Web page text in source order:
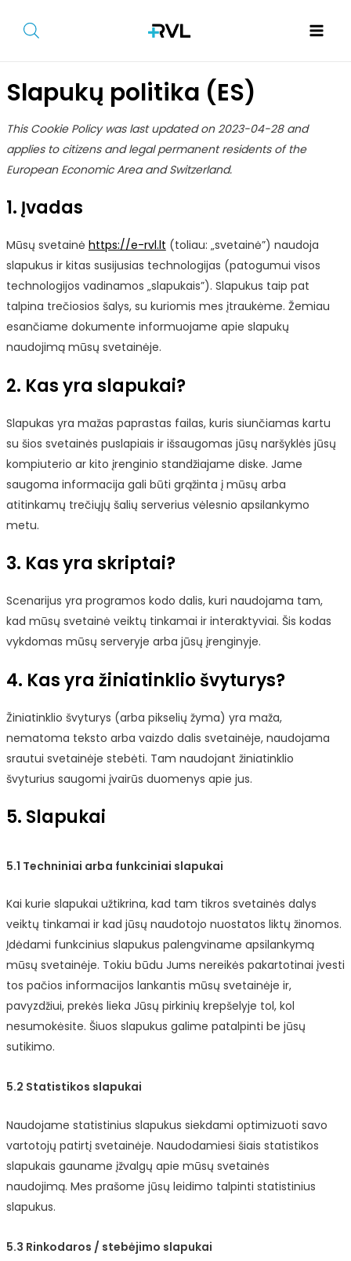
Main
Slapukų politika (ES)
This Cookie Policy was last updated on 2023-04-28 and
applies to citizens and legal permanent residents of the
European Economic Area and Switzerland.
1. Įvadas
Mūsų svetainė https://e-rvl.lt (toliau: „svetainė”) naudoja
slapukus ir kitas susijusias technologijas (patogumui visos
technologijos vadinamos „slapukais”). Slapukus taip pat
talpina trečiosios šalys, su kuriomis mes įtraukėme. Žemiau
esančiame dokumente informuojame apie slapukų
naudojimą mūsų svetainėje.
2. Kas yra slapukai?
Slapukas yra mažas paprastas failas, kuris siunčiamas kartu
su šios svetainės puslapiais ir išsaugomas jūsų naršyklės jūsų
kompiuterio ar kito įrenginio standžiajame diske. Jame
saugoma informacija gali būti grąžinta į mūsų arba
atitinkamų trečiųjų šalių serverius vėlesnio apsilankymo
metu.
3. Kas yra skriptai?
Scenarijus yra programos kodo dalis, kuri naudojama tam,
kad mūsų svetainė veiktų tinkamai ir interaktyviai. Šis kodas
vykdomas mūsų serveryje arba jūsų įrenginyje.
4. Kas yra žiniatinklio švyturys?
Žiniatinklio švyturys (arba pikselių žyma) yra maža,
nematoma teksto arba vaizdo dalis svetainėje, naudojama
srautui svetainėje stebėti. Tam naudojant žiniatinklio
švyturius saugomi įvairūs duomenys apie jus.
5. Slapukai
5.1 Techniniai arba funkciniai slapukai
Kai kurie slapukai užtikrina, kad tam tikros svetainės dalys
veiktų tinkamai ir kad jūsų naudotojo nuostatos liktų žinomos.
Įdėdami funkcinius slapukus palengviname apsilankymą
mūsų svetainėje. Tokiu būdu Jums nereikės pakartotinai įvesti
tos pačios informacijos lankantis mūsų svetainėje ir,
pavyzdžiui, prekės lieka Jūsų pirkinių krepšelyje tol, kol
nesumokėsite. Šiuos slapukus galime patalpinti be jūsų
sutikimo.
5.2 Statistikos slapukai
Naudojame statistinius slapukus siekdami optimizuoti savo
vartotojų patirtį svetainėje. Naudodamiesi šiais statistikos
slapukais gauname įžvalgų apie mūsų svetainės
naudojimą. Mes prašome jūsų leidimo talpinti statistinius
slapukus.
5.3 Rinkodaros / stebėjimo slapukai